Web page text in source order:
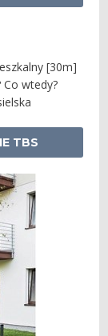
[30m]
Co wtedy?
TBS